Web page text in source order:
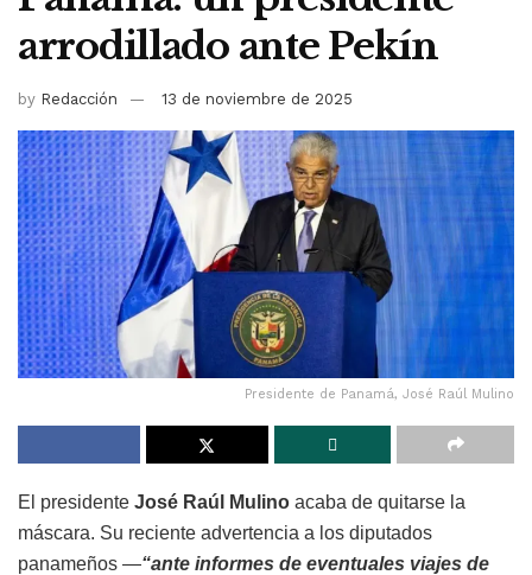
arrodillado ante Pekín
by Redacción 13 de noviembre de 2025
Presidente de Panamá, José Raúl Mulino
El presidente José Raúl Mulino acaba de quitarse la
máscara. Su reciente advertencia a los diputados
panameños —“ante informes de eventuales viajes de